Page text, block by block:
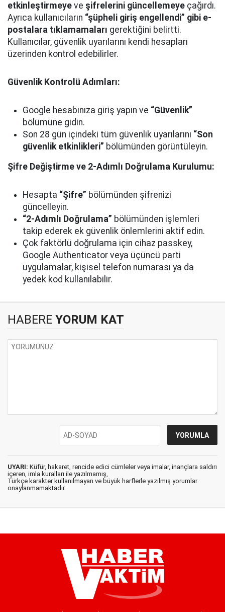
etkinleştirmeye ve şifrelerini güncellemeye çağırdı.
Ayrıca kullanıcıların “şüpheli giriş engellendi” gibi e-
postalara tıklamamaları gerektiğini belirtti.
Kullanıcılar, güvenlik uyarılarını kendi hesapları
üzerinden kontrol edebilirler.
Güvenlik Kontrolü Adımları:
Google hesabınıza giriş yapın ve “Güvenlik”
bölümüne gidin.
Son 28 gün içindeki tüm güvenlik uyarılarını “Son
güvenlik etkinlikleri” bölümünden görüntüleyin.
Şifre Değiştirme ve 2-Adımlı Doğrulama Kurulumu:
Hesapta “Şifre” bölümünden şifrenizi
güncelleyin.
“2-Adımlı Doğrulama” bölümünden işlemleri
takip ederek ek güvenlik önlemlerini aktif edin.
Çok faktörlü doğrulama için cihaz passkey,
Google Authenticator veya üçüncü parti
uygulamalar, kişisel telefon numarası ya da
yedek kod kullanılabilir.
HABERE YORUM KAT
UYARI: Küfür, hakaret, rencide edici cümleler veya imalar, inançlara saldırı
içeren, imla kuralları ile yazılmamış,
Türkçe karakter kullanılmayan ve büyük harflerle yazılmış yorumlar
onaylanmamaktadır.